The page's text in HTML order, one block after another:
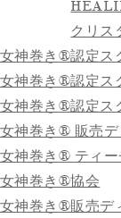
クリス
女神巻き®認定ス
女神巻き®認定ス
女神巻き®認定ス
女神巻き® 販売
女神巻き® ティ
女神巻き®協会
女神巻き®販売デ